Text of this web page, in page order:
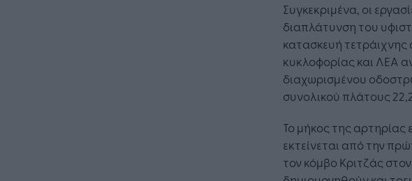
Συγκεκριμένα, οι
διαπλάτυνση του
κατασκευή
κυκλοφορίας και ΛΕΑ
διαχωρισμένου
συνολικού πλάτους
Το μήκος της αρτηρίας
εκτείνεται από την
τον κόμβο Κριτζάς